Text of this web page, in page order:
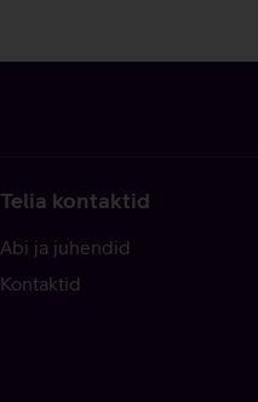
Telia kontaktid
Abi ja juhendid
Kontaktid